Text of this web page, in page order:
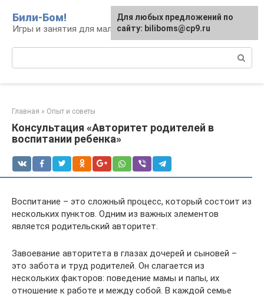
контенту
Били-Бом!
Игры и занятия для малышей и школьников
Главная » Опыт и советы
Консультация «Авторитет родителей в
воспитании ребенка»
Воспитание – это сложный процесс, который состоит из
нескольких пунктов. Одним из важных элементов
является родительский авторитет.
Завоевание авторитета в глазах дочерей и сыновей –
это забота и труд родителей. Он слагается из
нескольких факторов: поведение мамы и папы, их
отношение к работе и между собой. В каждой семье
Для любых предложений по
сайту: biliboms@cp9.ru